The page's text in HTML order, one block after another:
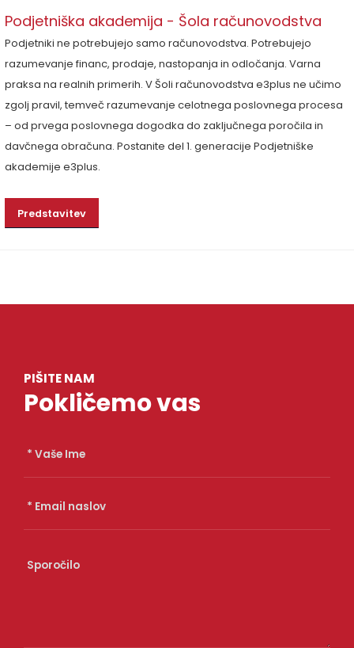
Podjetniška akademija - Šola računovodstva
Podjetniki ne potrebujejo samo računovodstva. Potrebujejo
razumevanje financ, prodaje, nastopanja in odločanja. Varna
praksa na realnih primerih. V Šoli računovodstva e3plus ne učimo
zgolj pravil, temveč razumevanje celotnega poslovnega procesa
– od prvega poslovnega dogodka do zaključnega poročila in
davčnega obračuna. Postanite del 1. generacije Podjetniške
akademije e3plus.
Predstavitev
PIŠITE NAM
Pokličemo vas